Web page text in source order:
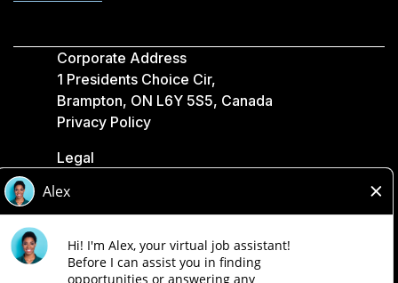
Corporate Address
1 Presidents Choice Cir,
Brampton, ON L6Y 5S5, Canada
Privacy Policy
Legal
Accessibility